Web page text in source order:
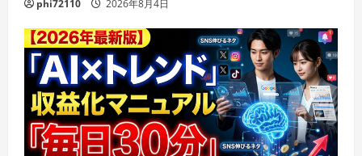
phi72110 2026年8月4日